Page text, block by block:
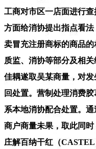
工商对市区一店面进行
方面给消协提出指点看
卖冒充注册商标的商品的
质监、消协等部分及相
佳耦遂取吴某商量，对
回处置。营制处理消费
系本地消协配合处置。
商户商量未果，取此同
庄解百纳干红（